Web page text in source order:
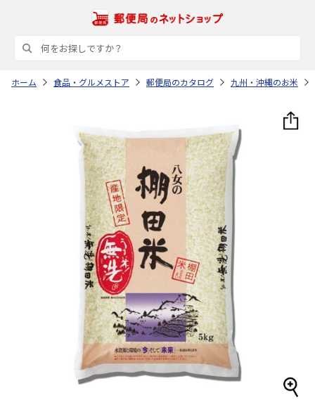
ホーム 食品・グルメストア 郵便局のカタログ 九州・沖縄のお米